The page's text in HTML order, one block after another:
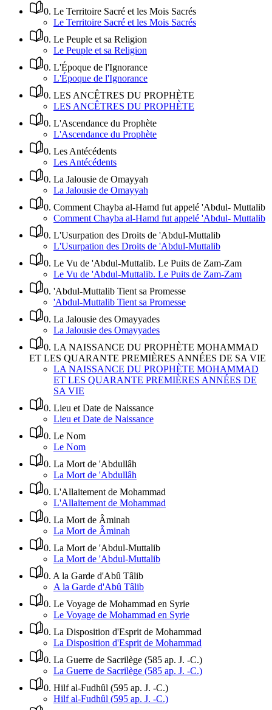
0. Le Territoire Sacré et les Mois Sacrés
Le Territoire Sacré et les Mois Sacrés
0. Le Peuple et sa Religion
Le Peuple et sa Religion
0. L'Époque de l'Ignorance
L'Époque de l'Ignorance
0. LES ANCÊTRES DU PROPHÈTE
LES ANCÊTRES DU PROPHÈTE
0. L'Ascendance du Prophète
L'Ascendance du Prophète
0. Les Antécédents
Les Antécédents
0. La Jalousie de Omayyah
La Jalousie de Omayyah
0. Comment Chayba al-Hamd fut appelé 'Abdul- Muttalib
Comment Chayba al-Hamd fut appelé 'Abdul- Muttalib
0. L'Usurpation des Droits de 'Abdul-Muttalib
L'Usurpation des Droits de 'Abdul-Muttalib
0. Le Vu de 'Abdul-Muttalib. Le Puits de Zam-Zam
Le Vu de 'Abdul-Muttalib. Le Puits de Zam-Zam
0. 'Abdul-Muttalib Tient sa Promesse
'Abdul-Muttalib Tient sa Promesse
0. La Jalousie des Omayyades
La Jalousie des Omayyades
0. LA NAISSANCE DU PROPHÈTE MOHAMMAD
ET LES QUARANTE PREMIÈRES ANNÉES DE SA VIE
LA NAISSANCE DU PROPHÈTE MOHAMMAD
ET LES QUARANTE PREMIÈRES ANNÉES DE
SA VIE
0. Lieu et Date de Naissance
Lieu et Date de Naissance
0. Le Nom
Le Nom
0. La Mort de 'Abdullâh
La Mort de 'Abdullâh
0. L'Allaitement de Mohammad
L'Allaitement de Mohammad
0. La Mort de Âminah
La Mort de Âminah
0. La Mort de 'Abdul-Muttalib
La Mort de 'Abdul-Muttalib
0. A la Garde d'Abû Tâlib
A la Garde d'Abû Tâlib
0. Le Voyage de Mohammad en Syrie
Le Voyage de Mohammad en Syrie
0. La Disposition d'Esprit de Mohammad
La Disposition d'Esprit de Mohammad
0. La Guerre de Sacrilège (585 ap. J. -C.)
La Guerre de Sacrilège (585 ap. J. -C.)
0. Hilf al-Fudhûl (595 ap. J. -C.)
Hilf al-Fudhûl (595 ap. J. -C.)